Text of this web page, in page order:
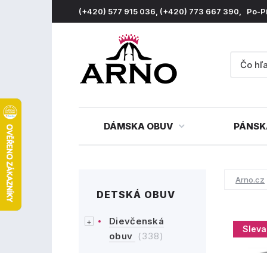
(+420) 577 915 036, (+420) 773 667 390, Po-
DÁMSKA OBUV
DETSKÁ OBUV
Dievčenská
obuv (338)
Arno.cz
Sleva